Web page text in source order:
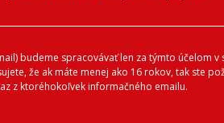
budeme spracovávať len za týmto účelom
že ak máte menej ako 16 rokov, tak ste
z ktoréhokoľvek informačného emailu.